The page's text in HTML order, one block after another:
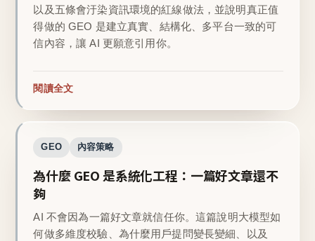
以及五條會汙染資訊環境的紅線做法，並說明真正值
得做的 GEO 是建立真實、結構化、多平台一致的可
信內容，讓 AI 更願意引用你。
閱讀全文
GEO 內容策略
為什麼 GEO 是系統化工程：一篇好文章還不
夠
AI 不會因為一篇好文章就信任你。這篇說明大模型如
何做多維度校驗、為什麼用戶提問變長變細、以及